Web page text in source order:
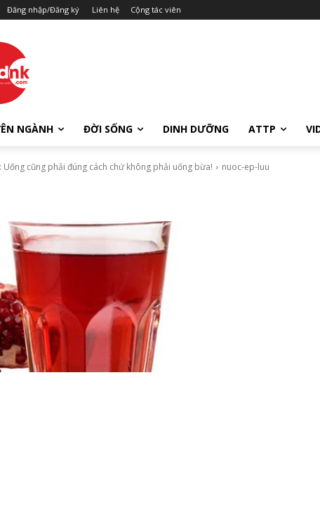
Đăng nhập/Đăng ký Liên hệ Cộng tác viên
NGÀNH ĐỜI SỐNG DINH DƯỠNG ATTP
Uống cũng phải đúng cách chứ không phải uống bừa! nuoc-ep-luu